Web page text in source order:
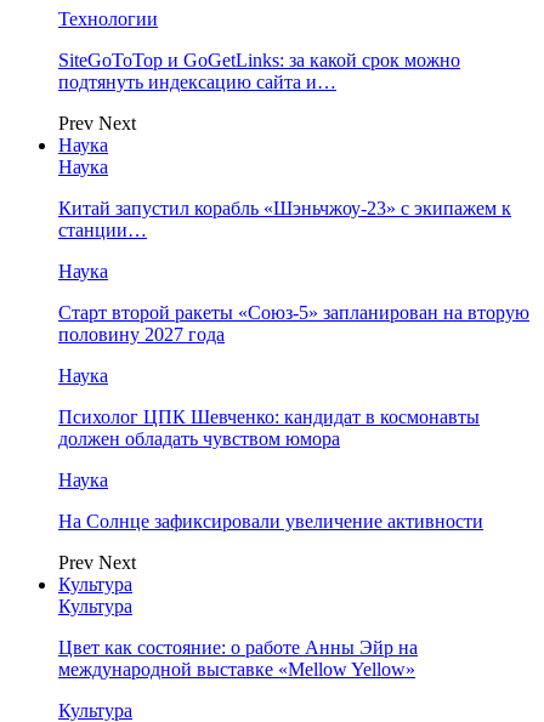
Технологии
SiteGoToTop и GoGetLinks: за какой срок можно
подтянуть индексацию сайта и…
Prev Next
Наука
Наука
Китай запустил корабль «Шэньчжоу-23» с экипажем к
станции…
Наука
Старт второй ракеты «Союз-5» запланирован на вторую
половину 2027 года
Наука
Психолог ЦПК Шевченко: кандидат в космонавты
должен обладать чувством юмора
Наука
На Солнце зафиксировали увеличение активности
Prev Next
Культура
Культура
Цвет как состояние: о работе Анны Эйр на
международной выставке «Mellow Yellow»
Культура